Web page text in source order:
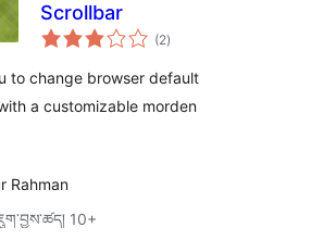
Scrollbar
(2གདེང་
འཇོག་
ཚང་།
)
to change browser default
a customizable morden
Rahman
10+